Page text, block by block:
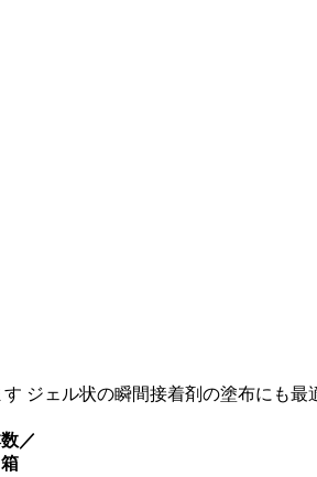
ジェル状の瞬間接着剤の塗布にも最
／
箱